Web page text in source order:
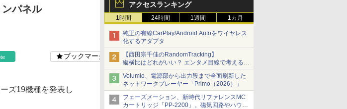
アクセスランキング
1時間 24時間 1週間 1カ月
純正の有線CarPlay/Android Autoをワイヤレス
化するアダプタ
【西田宗千佳のRandomTracking】
縦横比はどれがいい？ エンタメ目線で考える、
サムスン新「Galaxy Z Fold」
Volumio、電源部から出力段まで全面刷新した
ネットワークプレーヤー「Primo（2026）」
フェーズメーション、新時代リファレンスMC
カートリッジ「PP-2200」。磁気回路やハウジ
パネル
ブックマーク
ズ19機種を発表し